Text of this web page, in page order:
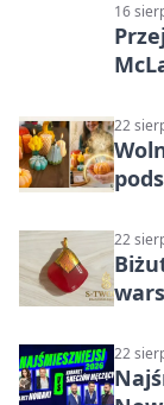
16
22
22
22